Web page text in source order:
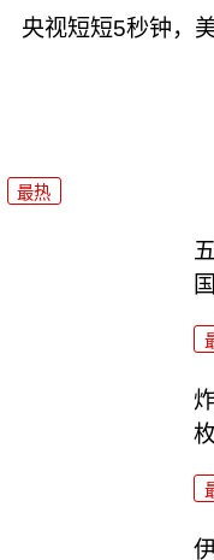
央视短短5秒钟，
最热